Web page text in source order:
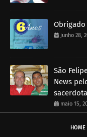
junho 28,
São
News
maio 15,
HOME